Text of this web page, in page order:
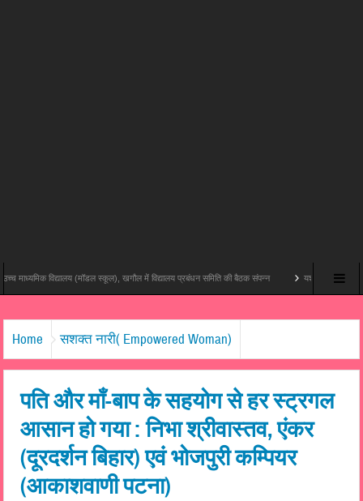
विद्यालय (मॉडल स्कूल), खगौल में विद्यालय प्रबंधन समिति की बैठक संपन्न यश राज फिल्म्स और पोशम पा
Home सशक्त नारी( Empowered Woman)
पति और माँ-बाप के सहयोग से हर स्ट्रगल
आसान हो गया : निभा श्रीवास्तव, एंकर
(दूरदर्शन बिहार) एवं भोजपुरी कम्पियर
(आकाशवाणी पटना)